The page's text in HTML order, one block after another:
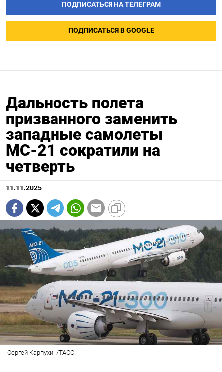
ПОДПИСАТЬСЯ НА ТЕЛЕГРАМ
ПОДПИСАТЬСЯ В GOOGLE
Дальность полета
призванного заменить
западные самолеты
МС-21 сократили на
четверть
11.11.2025
Сергей Карпухин/ТАСС